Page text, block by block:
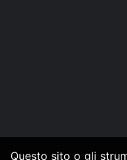
Questo sito o gli